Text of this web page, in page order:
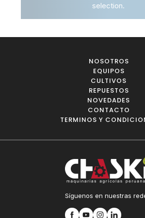
selection.
NOSOTROS
EQUIPOS
CULTIVOS
REPUESTOS
NOVEDADES
CONTACTO
TERMINOS Y
Síguenos en nuestras